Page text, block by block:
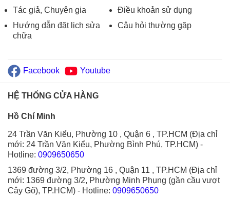
Tác giả, Chuyên gia
Hướng dẫn đặt lịch sửa
chữa
Điều khoản sử dụng
Câu hỏi thường gặp
Facebook Youtube
HỆ THỐNG CỬA HÀNG
Hồ Chí Minh
24 Trần Văn Kiểu, Phường 10 , Quận 6 , TP.HCM (Địa chỉ
mới: 24 Trần Văn Kiểu, Phường Bình Phú, TP.HCM) -
Hotline: 0909650650
1369 đường 3/2, Phường 16 , Quận 11 , TP.HCM (Địa chỉ
mới: 1369 đường 3/2, Phường Minh Phụng (gần cầu vượt
Cây Gõ), TP.HCM) - Hotline: 0909650650